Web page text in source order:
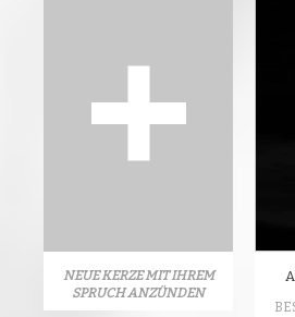
NEUE KERZE MIT IHREM
SPRUCH ANZÜNDEN